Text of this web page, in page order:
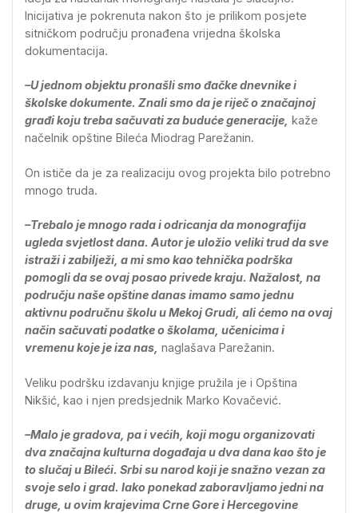
Inicijativa je pokrenuta nakon što je prilikom posjete
sitničkom području pronađena vrijedna školska
dokumentacija.
–U jednom objektu pronašli smo đačke dnevnike i
školske dokumente. Znali smo da je riječ o značajnoj
građi koju treba sačuvati za buduće generacije, kaže
načelnik opštine Bileća Miodrag Parežanin.
On ističe da je za realizaciju ovog projekta bilo potrebno
mnogo truda.
–Trebalo je mnogo rada i odricanja da monografija
ugleda svjetlost dana. Autor je uložio veliki trud da sve
istraži i zabilježi, a mi smo kao tehnička podrška
pomogli da se ovaj posao privede kraju. Nažalost, na
području naše opštine danas imamo samo jednu
aktivnu područnu školu u Mekoj Grudi, ali ćemo na ovaj
način sačuvati podatke o školama, učenicima i
vremenu koje je iza nas, naglašava Parežanin.
Veliku podršku izdavanju knjige pružila je i Opština
Nikšić, kao i njen predsjednik Marko Kovačević.
–Malo je gradova, pa i većih, koji mogu organizovati
dva značajna kulturna događaja u dva dana kao što je
to slučaj u Bileći. Srbi su narod koji je snažno vezan za
svoje selo i grad. Iako ponekad zaboravljamo jedni na
druge, u ovim krajevima Crne Gore i Hercegovine